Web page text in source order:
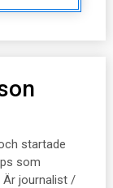
startade
som
Är journalist /